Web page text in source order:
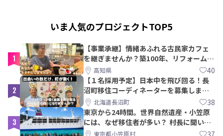
いま人気のプロジェクトTOP5
1
【事業承継】情緒あふれる古民家カフェ
を継ぎませんか？築100年、リフォームか
ら約10年！
高知県 40
2
【１名採用予定】日本中を飛び回る！長
沼町移住コーディネーターを募集しま
す！北海道長沼町 38
3
東京から24時間。世界自然遺産・小笠原
には、なぜ移住者が多い？ 村長に聞いて
みた東京都小笠原村 37